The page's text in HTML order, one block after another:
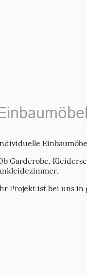
Garderobe,
Projekt ist bei uns in